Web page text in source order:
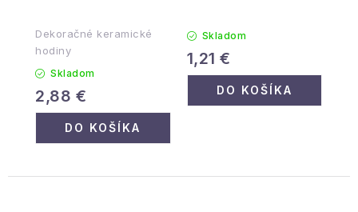
Dekoračné keramické
hodiny
Skladom
2,88 €
DO KOŠÍKA
Skladom
1,21 €
DO KOŠÍKA